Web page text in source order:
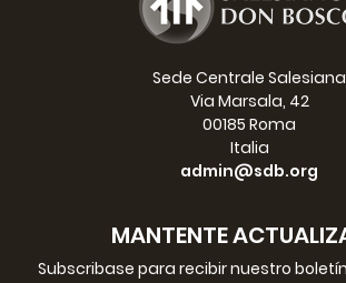
Sede Centrale Salesiana
Via Marsala, 42
00185 Roma
Italia
admin@sdb.org
MANTENTE
Subscribase para recibir nuestro